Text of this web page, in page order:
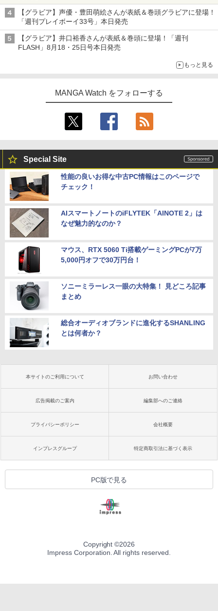
【グラビア】声優・豊田萌絵さんが表紙＆巻頭グラビアに登場！
「週刊プレイボーイ33号」本日発売
【グラビア】井口裕香さんが表紙＆巻頭に登場！「週刊
FLASH」8月18・25日号本日発売
もっと見る
MANGA Watch をフォローする
Special Site
性能の良いお得な中古PC情報はこのページで
チェック！
AIスマートノートのiFLYTEK「AINOTE 2」は
なぜ魅力的なのか？
マウス、RTX 5060 Ti搭載ゲーミングPCが7万
5,000円オフで30万円台！
ソニーミラーレス一眼の大特集！ 見どころ記事
まとめ
総合オーディオブランドに進化するSHANLING
とは何者か？
本サイトのご利用について お問い合わせ
広告掲載のご案内 編集部へのご連絡
プライバシーポリシー 会社概要
インプレスグループ 特定商取引法に基づく表示
PC版で見る
Copyright ©2026
Impress Corporation. All rights reserved.